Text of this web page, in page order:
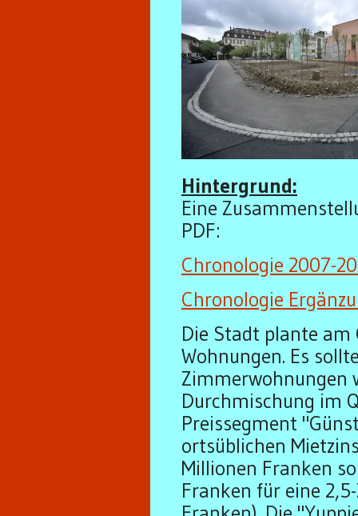
Hintergrund:
Eine
PDF:
Chronologie 2007-
Chronologie
Die Stadt plante
Wohnungen. Es
Zimmerwohnungen
Durchmischung im
Preissegment
ortsüblichen
Millionen Franken
Franken für eine